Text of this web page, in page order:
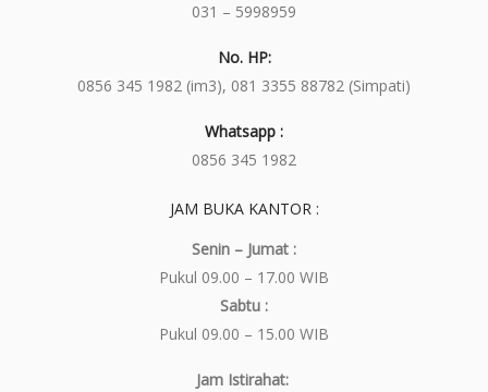
031 – 5998959
No. HP:
0856 345 1982 (im3), 081 3355 88782 (Simpati)
Whatsapp :
0856 345 1982
JAM BUKA KANTOR :
Senin – Jumat :
Pukul 09.00 – 17.00 WIB
Sabtu :
Pukul 09.00 – 15.00 WIB
Jam Istirahat: